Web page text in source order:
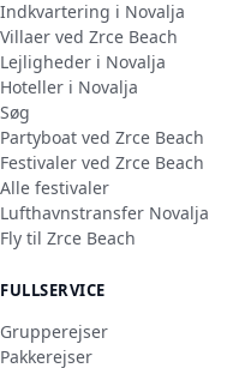
Indkvartering i Novalja
Villaer ved Zrce Beach
Lejligheder i Novalja
Hoteller i Novalja
Søg
Partyboat ved Zrce Beach
Festivaler ved Zrce Beach
Alle festivaler
Lufthavnstransfer Novalja
Fly til Zrce Beach
FULLSERVICE
Grupperejser
Pakkerejser